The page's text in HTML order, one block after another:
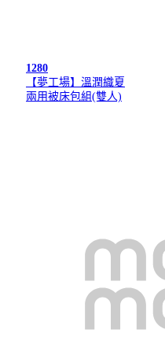
1280
【夢工場】溫潤織夏
兩用被床包組(雙人)